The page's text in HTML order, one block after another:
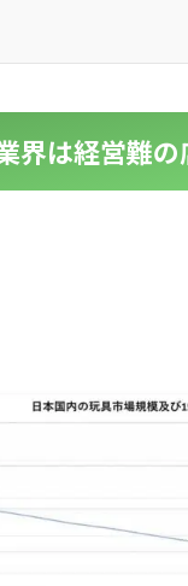
界は経営難の
for
for
for
for